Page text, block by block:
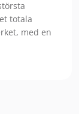
totala
med en